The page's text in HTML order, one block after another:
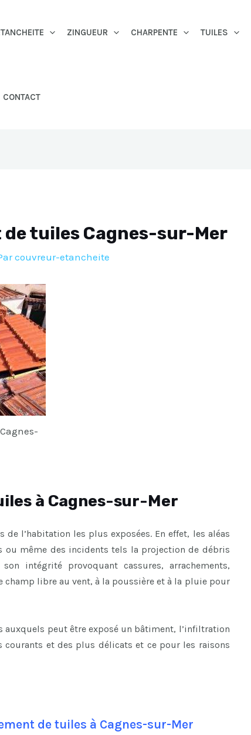
ZINGUEUR CHARPENTE TUILES
CONTACT
de tuiles Cagnes-sur-Mer
couvreur-etancheite
à Cagnes-sur-Mer
l’habitation les plus exposées. En effet, les aléas
ou même des incidents tels la projection de débris
intégrité provoquant cassures, arrachements,
libre au vent, à la poussière et à la pluie pour
auxquels peut être exposé un bâtiment, l’infiltration
courants et des plus délicats et ce pour les raisons
de tuiles à Cagnes-sur-Mer